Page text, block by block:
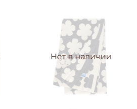
Нет в наличии